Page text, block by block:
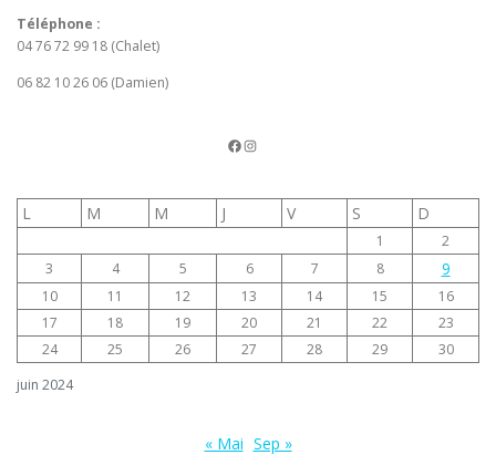
Téléphone :
04 76 72 99 18 (Chalet)
06 82 10 26 06 (Damien)
La page FB du TCV Instagram
juin 2024
L M M J V S D
1
2
3
4 5 6 7 8 9
10 11 12 13 14 15
16
17
18 19 20 21 22
23
24
25 26 27 28 29 30
« Mai Sep »